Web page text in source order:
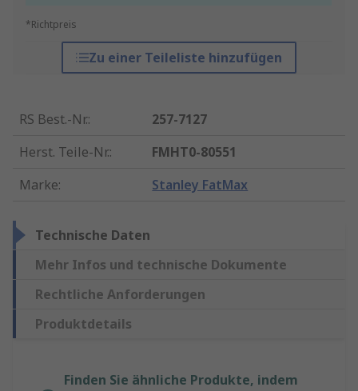
*Richtpreis
Zu einer Teileliste hinzufügen
RS Best.-Nr.:
257-7127
Herst. Teile-Nr.:
FMHT0-80551
Marke: Stanley FatMax
Technische Daten
Mehr Infos und technische Dokumente
Rechtliche Anforderungen
Produktdetails
Finden Sie ähnliche Produkte, indem